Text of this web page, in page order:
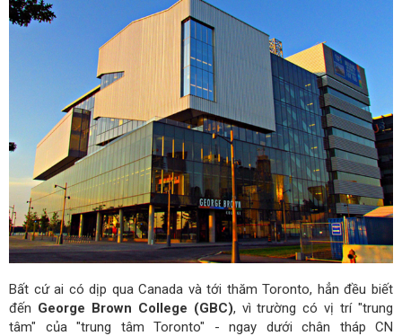
Bất cứ ai có dịp qua Canada và tới thăm Toronto, hẳn đều biết
đến George Brown College (GBC), vì trường có vị trí "trung
tâm" của "trung tâm Toronto" - ngay dưới chân tháp CN